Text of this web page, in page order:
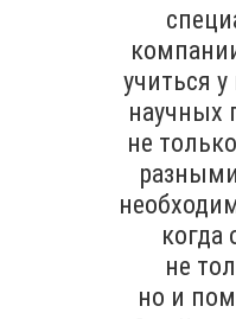
учиться
научных
не
когда
не
но и